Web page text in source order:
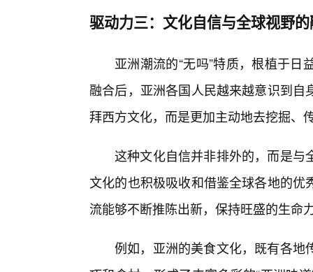
驱动力三：文化自信与全球视野
亚洲潮流的“无吗”特质，根植于
融合后，亚洲各国人民越来越意识到
拜西方文化，而是更加主动地去挖掘、
这种文化自信并非排外的，而是与
文化的也积极吸收和借鉴全球各地的
流能够不断推陈出新，保持旺盛的生命
例如，亚洲的美食文化，既有各地